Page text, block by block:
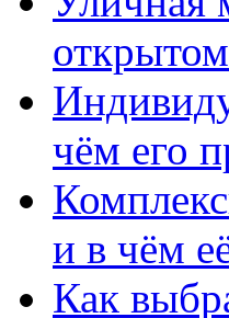
чём его
и в чём
Как